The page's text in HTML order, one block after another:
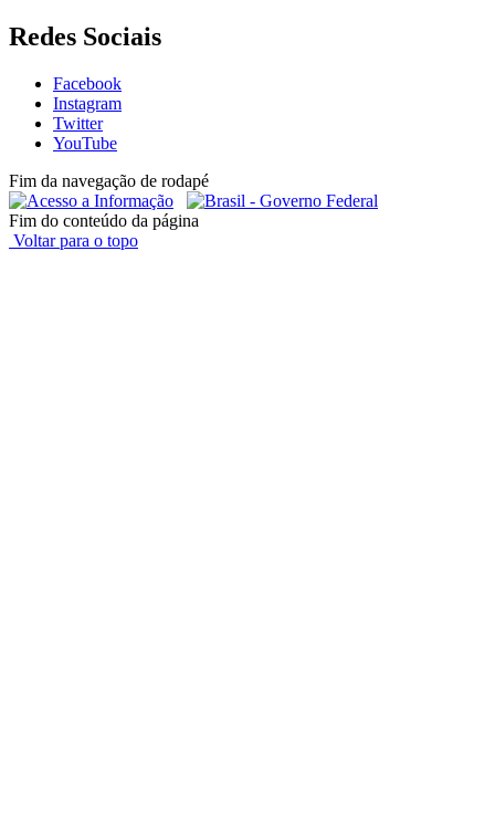
Redes Sociais
Facebook
Instagram
Twitter
YouTube
Fim da navegação de rodapé
Fim do conteúdo da página
Voltar para o topo